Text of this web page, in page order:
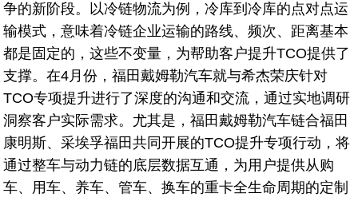
争的新阶段。以冷链物流为例，冷库到冷库的点对点运
输模式，意味着冷链企业运输的路线、频次、距离基本
都是固定的，这些不变量，为帮助客户提升TCO提供了
支撑。在4月份，福田戴姆勒汽车就与希杰荣庆针对
TCO专项提升进行了深度的沟通和交流，通过实地调研
洞察客户实际需求。尤其是，福田戴姆勒汽车链合福田
康明斯、采埃孚福田共同开展的TCO提升专项行动，将
通过整车与动力链的底层数据互通，为用户提供从购
车、用车、养车、管车、换车的重卡全生命周期的定制